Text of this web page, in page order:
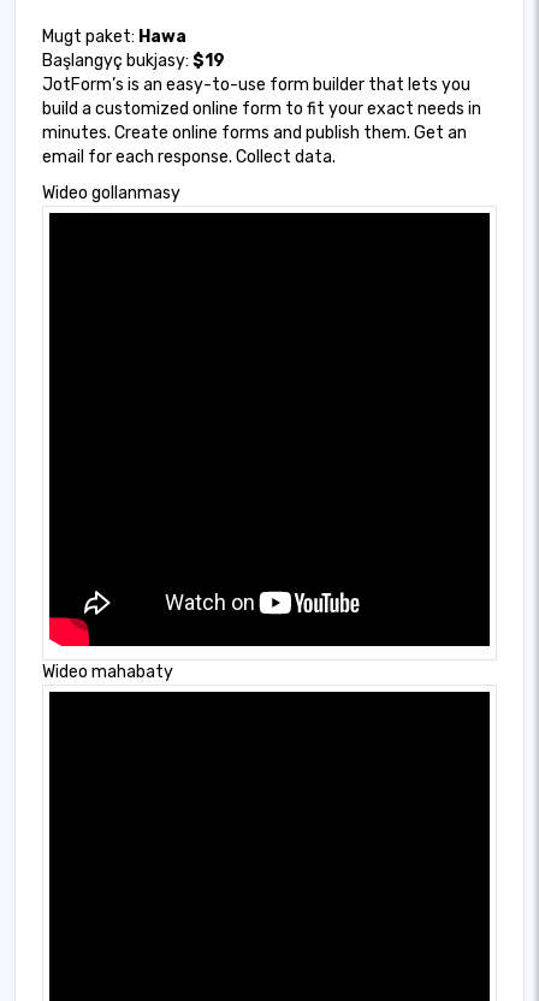
Mugt paket: Hawa
Başlangyç bukjasy: $19
JotForm’s is an easy-to-use form builder that lets you
build a customized online form to fit your exact needs in
minutes. Create online forms and publish them. Get an
email for each response. Collect data.
Wideo gollanmasy
Wideo mahabaty